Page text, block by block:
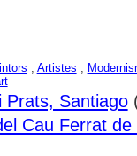
; Artistes ;
Prats, Santiago
Cau Ferrat de